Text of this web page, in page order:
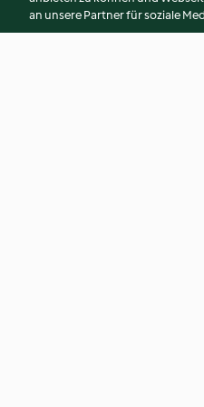
an unsere Partner für soziale